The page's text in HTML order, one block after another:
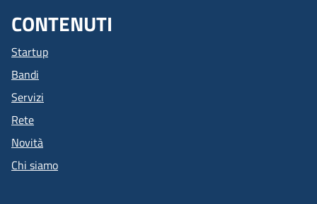
CONTENUTI
Startup
Bandi
Servizi
Rete
Novità
Chi siamo